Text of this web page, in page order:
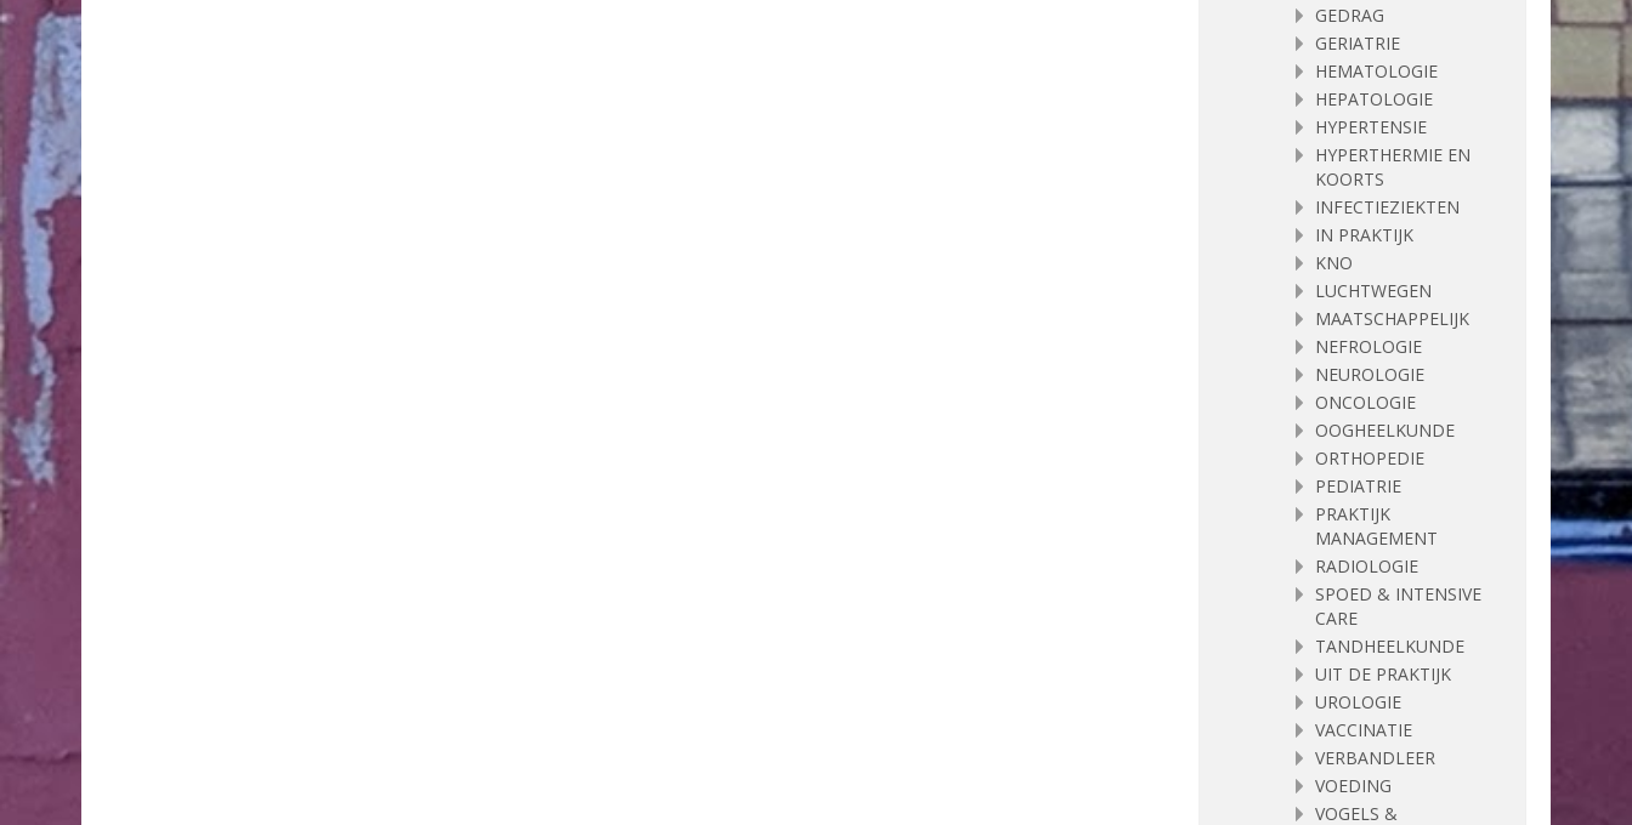
GEDRAG
GERIATRIE
HEMATOLOGIE
HEPATOLOGIE
HYPERTENSIE
HYPERTHERMIE EN
KOORTS
INFECTIEZIEKTEN
IN PRAKTIJK
KNO
LUCHTWEGEN
MAATSCHAPPELIJK
NEFROLOGIE
NEUROLOGIE
ONCOLOGIE
OOGHEELKUNDE
ORTHOPEDIE
PEDIATRIE
PRAKTIJK
MANAGEMENT
RADIOLOGIE
SPOED & INTENSIVE
CARE
TANDHEELKUNDE
UIT DE PRAKTIJK
UROLOGIE
VACCINATIE
VERBANDLEER
VOEDING
VOGELS &